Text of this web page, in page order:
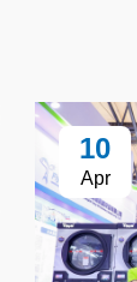
10
Apr